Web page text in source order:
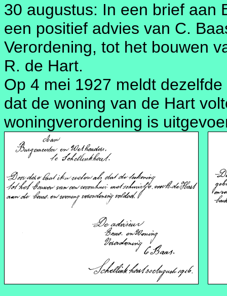
30 augustus: In een brief aan
een positief advies van C.
Verordening, tot het bouwen
R. de Hart.
Op 4 mei 1927 meldt
dat de woning van de Hart
woningverordening is